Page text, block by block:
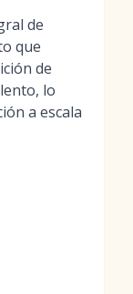
de
que
de
lo
a escala